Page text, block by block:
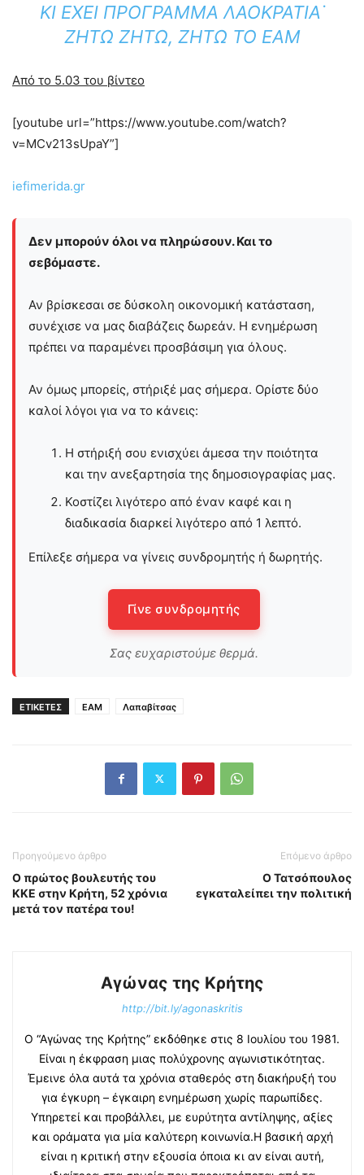
ΚΙ ΈΧΕΙ ΠΡΌΓΡΑΜΜΑ ΛΑΟΚΡΑΤΊΑ˙
ΖΉΤΩ ΖΉΤΩ, ΖΉΤΩ ΤΟ ΕΑΜ
Από το 5.03 του βίντεο
[youtube url=”https://www.youtube.com/watch?
v=MCv213sUpaY”]
iefimerida.gr
Δεν μπορούν όλοι να πληρώσουν. Και το
σεβόμαστε.
Αν βρίσκεσαι σε δύσκολη οικονομική κατάσταση,
συνέχισε να μας διαβάζεις δωρεάν. Η ενημέρωση
πρέπει να παραμένει προσβάσιμη για όλους.
Αν όμως μπορείς, στήριξέ μας σήμερα. Ορίστε δύο
καλοί λόγοι για να το κάνεις:
Η στήριξή σου ενισχύει άμεσα την ποιότητα
και την ανεξαρτησία της δημοσιογραφίας μας.
Κοστίζει λιγότερο από έναν καφέ και η
διαδικασία διαρκεί λιγότερο από 1 λεπτό.
Επίλεξε σήμερα να γίνεις συνδρομητής ή δωρητής.
Γίνε συνδρομητής
Σας ευχαριστούμε θερμά.
ΕΤΙΚΕΤΕΣ ΕΑΜ Λαπαβίτσας
Προηγούμενο άρθρο
Ο πρώτος βουλευτής του
ΚΚΕ στην Κρήτη, 52 χρόνια
μετά τον πατέρα του!
Επόμενο άρθρο
O Τατσόπουλος
εγκαταλείπει την πολιτική
Αγώνας της Κρήτης
http://bit.ly/agonaskritis
Ο “Αγώνας της Κρήτης” εκδόθηκε στις 8 Ιουλίου του 1981.
Είναι η έκφραση μιας πολύχρονης αγωνιστικότητας.
Έμεινε όλα αυτά τα χρόνια σταθερός στη διακήρυξή του
για έγκυρη – έγκαιρη ενημέρωση χωρίς παρωπίδες.
Υπηρετεί και προβάλλει, με ευρύτητα αντίληψης, αξίες
και οράματα για μία καλύτερη κοινωνία.Η βασική αρχή
είναι η κριτική στην εξουσία όποια κι αν είναι αυτή,